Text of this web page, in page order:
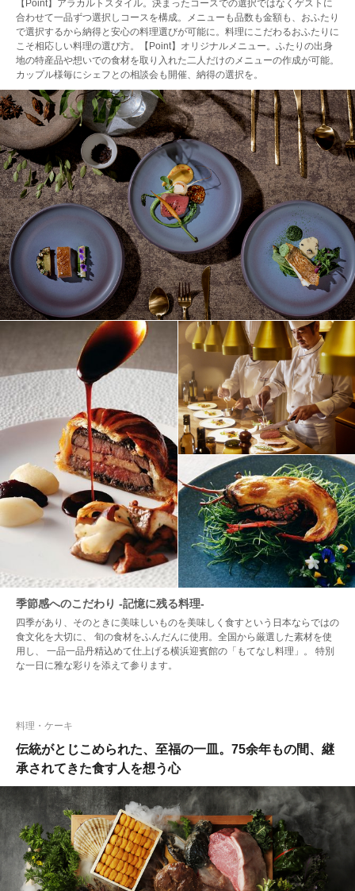
【Point】アラカルトスタイル。決まったコースでの選択ではなくゲストに
合わせて一品ずつ選択しコースを構成。メニューも品数も金額も、おふたり
で選択するから納得と安心の料理選びが可能に。料理にこだわるおふたりに
こそ相応しい料理の選び方。【Point】オリジナルメニュー。ふたりの出身
地の特産品や想いでの食材を取り入れた二人だけのメニューの作成が可能。
カップル様毎にシェフとの相談会も開催、納得の選択を。
季節感へのこだわり -記憶に残る料理-
四季があり、そのときに美味しいものを美味しく食すという日本ならではの
食文化を大切に、 旬の食材をふんだんに使用。全国から厳選した素材を使
用し、 一品一品丹精込めて仕上げる横浜迎賓館の「もてなし料理」。 特別
な一日に雅な彩りを添えて参ります。
伝統がとじこめられた、至福の一皿。75余年もの間、継
承されてきた食す人を想う心
料理・ケーキ